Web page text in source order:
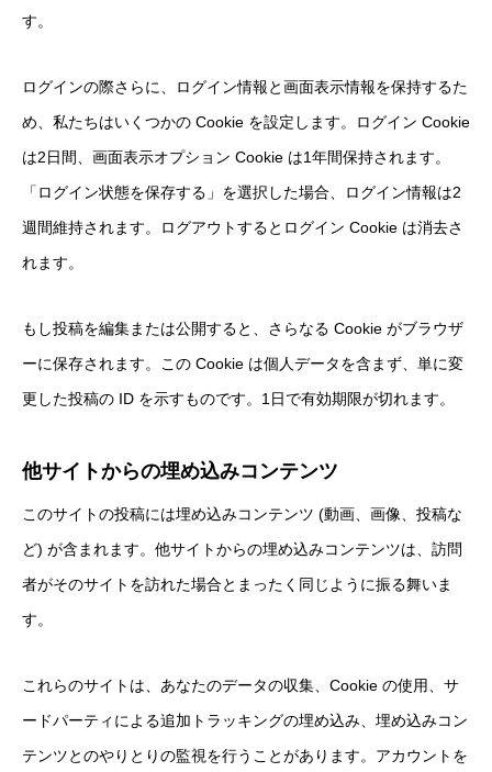
す。
ログインの際さらに、ログイン情報と画面表示情報を保持するた
め、私たちはいくつかの Cookie を設定します。ログイン Cookie
は2日間、画面表示オプション Cookie は1年間保持されます。
「ログイン状態を保存する」を選択した場合、ログイン情報は2
週間維持されます。ログアウトするとログイン Cookie は消去さ
れます。
もし投稿を編集または公開すると、さらなる Cookie がブラウザ
ーに保存されます。この Cookie は個人データを含まず、単に変
更した投稿の ID を示すものです。1日で有効期限が切れます。
他サイトからの埋め込みコンテンツ
このサイトの投稿には埋め込みコンテンツ (動画、画像、投稿な
ど) が含まれます。他サイトからの埋め込みコンテンツは、訪問
者がそのサイトを訪れた場合とまったく同じように振る舞いま
す。
これらのサイトは、あなたのデータの収集、Cookie の使用、サ
ードパーティによる追加トラッキングの埋め込み、埋め込みコン
テンツとのやりとりの監視を行うことがあります。アカウントを